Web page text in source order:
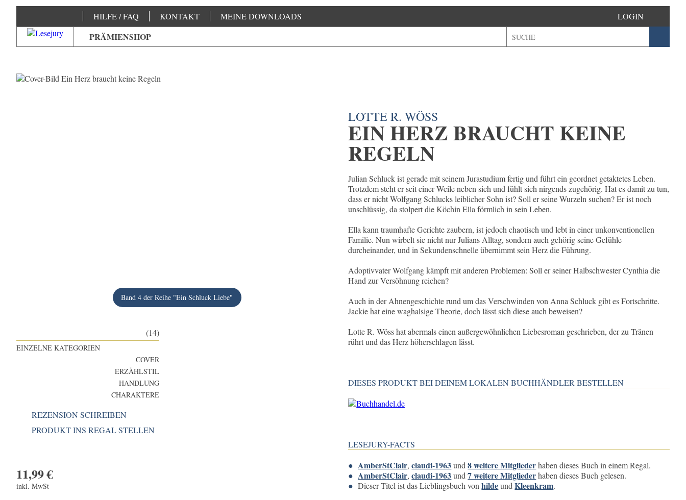
HILFE / FAQ KONTAKT MEINE DOWNLOADS
PRÄMIENSHOP
LOGIN
Band 4 der Reihe "Ein Schluck Liebe"
(14)
EINZELNE KATEGORIEN
COVER
ERZÄHLSTIL
HANDLUNG
CHARAKTERE
REZENSION SCHREIBEN
PRODUKT INS REGAL STELLEN
11,99€
inkl. MwSt
LOTTE R. WÖSS
EIN HERZ BRAUCHT KEINE
REGELN
Julian Schluck ist gerade mit seinem Jurastudium fertig und führt ein geordnet getaktetes Leben.
Trotzdem steht er seit einer Weile neben sich und fühlt sich nirgends zugehörig. Hat es damit zu tun,
dass er nicht Wolfgang Schlucks leiblicher Sohn ist? Soll er seine Wurzeln suchen? Er ist noch
unschlüssig, da stolpert die Köchin Ella förmlich in sein Leben.
Ella kann traumhafte Gerichte zaubern, ist jedoch chaotisch und lebt in einer unkonventionellen
Familie. Nun wirbelt sie nicht nur Julians Alltag, sondern auch gehörig seine Gefühle
durcheinander, und in Sekundenschnelle übernimmt sein Herz die Führung.
Adoptivvater Wolfgang kämpft mit anderen Problemen: Soll er seiner Halbschwester Cynthia die
Hand zur Versöhnung reichen?
Auch in der Ahnengeschichte rund um das Verschwinden von Anna Schluck gibt es Fortschritte.
Jackie hat eine waghalsige Theorie, doch lässt sich diese auch beweisen?
Lotte R. Wöss hat abermals einen außergewöhnlichen Liebesroman geschrieben, der zu Tränen
rührt und das Herz höherschlagen lässt.
DIESES PRODUKT BEI DEINEM LOKALEN BUCHHÄNDLER BESTELLEN
LESEJURY-FACTS
AmberStClair,claudi-1963und8 weitere Mitgliederhaben dieses Buch in einem Regal.
AmberStClair,claudi-1963und7 weitere Mitgliederhaben dieses Buch gelesen.
Dieser Titel ist das Lieblingsbuch vonhildeundKleenkram.